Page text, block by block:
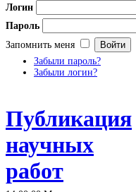
Логин
Пароль
Запомнить меня
Забыли пароль?
Забыли логин?
Публикация
научных
работ